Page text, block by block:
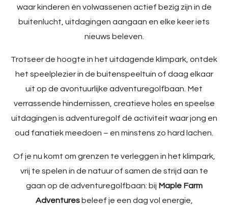
waar kinderen én volwassenen actief bezig zijn in de
buitenlucht, uitdagingen aangaan en elke keer iets
nieuws beleven.
Trotseer de hoogte in het uitdagende klimpark, ontdek
het speelplezier in de buitenspeeltuin of daag elkaar
uit op de avontuurlijke adventuregolfbaan. Met
verrassende hindernissen, creatieve holes en speelse
uitdagingen is adventuregolf dé activiteit waar jong en
oud fanatiek meedoen – en minstens zo hard lachen.
Of je nu komt om grenzen te verleggen in het klimpark,
vrij te spelen in de natuur of samen de strijd aan te
gaan op de adventuregolfbaan: bij Maple Farm
Adventuresbeleef je een dag vol energie,